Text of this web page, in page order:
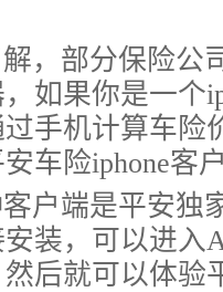
，部分保险公
如果你是一个
手机计算车险
车险iphone客户
户端是平安独
装，可以进入
后就可以体验